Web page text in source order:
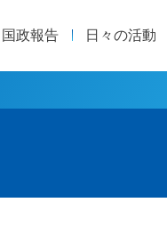
国政報告 日々の活動